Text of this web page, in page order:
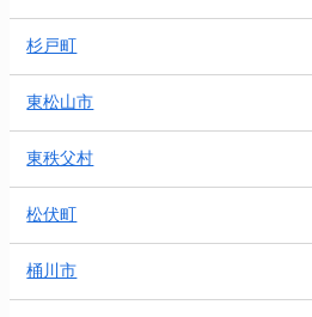
杉戸町
東松山市
東秩父村
松伏町
桶川市